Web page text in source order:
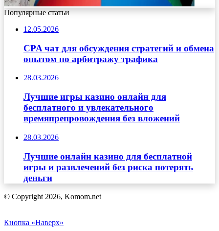
Популярные статьи
12.05.2026
CPA чат для обсуждения стратегий и обмена
опытом по арбитражу трафика
28.03.2026
Лучшие игры казино онлайн для
бесплатного и увлекательного
времяпрепровождения без вложений
28.03.2026
Лучшие онлайн казино для бесплатной
игры и развлечений без риска потерять
деньги
© Copyright 2026, Komom.net
Кнопка «Наверх»